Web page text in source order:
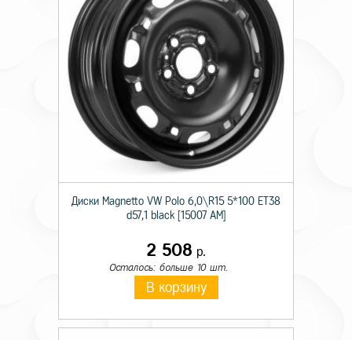
Диски Magnetto VW Polo 6,0\R15 5*100 ET38
d57,1 black [15007 AM]
2 508 р.
Осталось: больше 10 шт.
В корзину